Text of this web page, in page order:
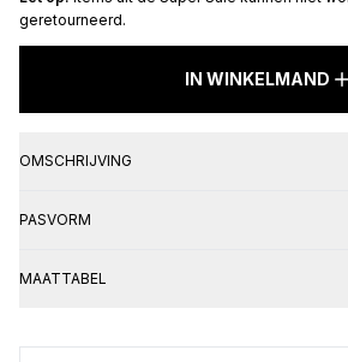
geretourneerd.
NAIRA
aantal
IN WINKELMAND
OMSCHRIJVING
PASVORM
MAATTABEL